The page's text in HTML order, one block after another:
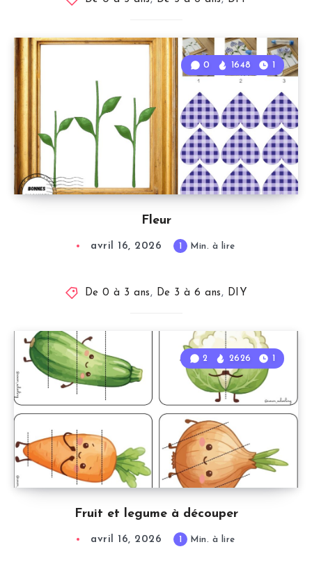
Fleur
0 1648 1
avril 16, 2026 1 Min. à lire
De 0 à 3 ans, De 3 à 6 ans, DIY
Fruit et legume à découper
2 2626 1
avril 16, 2026 1 Min. à lire